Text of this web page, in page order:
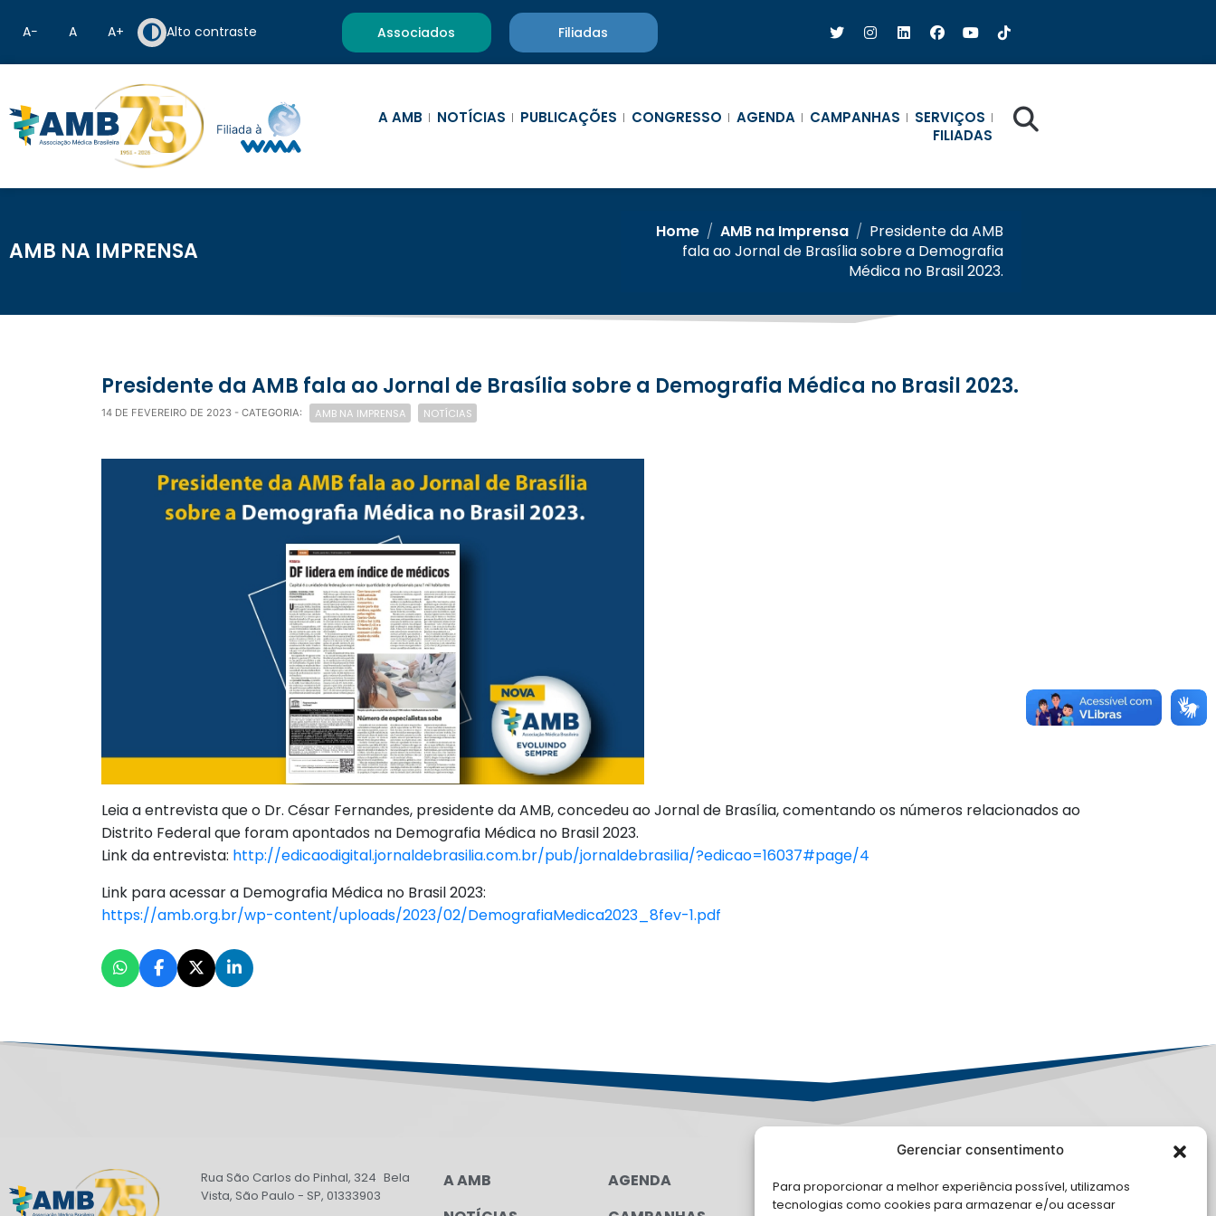
Gerenciar consentimento
Para proporcionar a melhor experiência possível, utilizamos
tecnologias como cookies para armazenar e/ou acessar
A− A A+ Alto contraste Associados Filiadas
A AMB NOTÍCIAS PUBLICAÇÕES CONGRESSO AGENDA CAMPANHAS
SERVIÇOS
FILIADAS
AMB NA IMPRENSA
Home / AMB na Imprensa / Presidente da AMB
fala ao Jornal de Brasília sobre a Demografia
Médica no Brasil 2023.
Presidente da AMB fala ao Jornal de Brasília sobre a Demografia Médica no Brasil 2023.
14 DE FEVEREIRO DE 2023 - CATEGORIA: AMB NA IMPRENSA NOTÍCIAS
Leia a entrevista que o Dr. César Fernandes, presidente da AMB, concedeu ao Jornal de Brasília, comentando os números relacionados ao
Distrito Federal que foram apontados na Demografia Médica no Brasil 2023.
Link da entrevista: http://edicaodigital.jornaldebrasilia.com.br/pub/jornaldebrasilia/?edicao=16037#page/4
Link para acessar a Demografia Médica no Brasil 2023:
https://amb.org.br/wp-content/uploads/2023/02/DemografiaMedica2023_8fev-1.pdf
Rua São Carlos do Pinhal, 324 Bela
Vista, São Paulo - SP, 01333903
A AMB
AGENDA
LGPD
FALE CONOSCO